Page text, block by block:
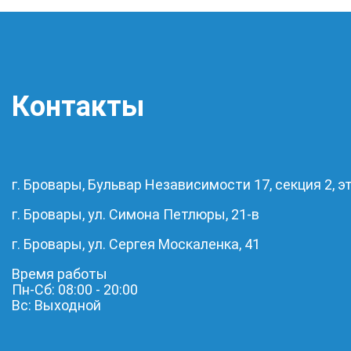
Контакты
г. Бровары, Бульвар Независимости 17, секция 2,
г. Бровары, ул. Симона Петлюры, 21-в
г. Бровары, ул. Сергея Москаленка, 41
Время работы
Пн-Сб: 08:00 - 20:00
Вс: Выходной